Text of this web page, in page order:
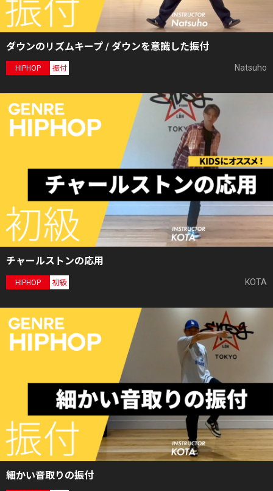
ダウンのリズムキープ / ダウンを意識した振付
HIPHOP 振付 Natsuho
チャールストンの応用
HIPHOP 初級 KOTA
細かい音取りの振付